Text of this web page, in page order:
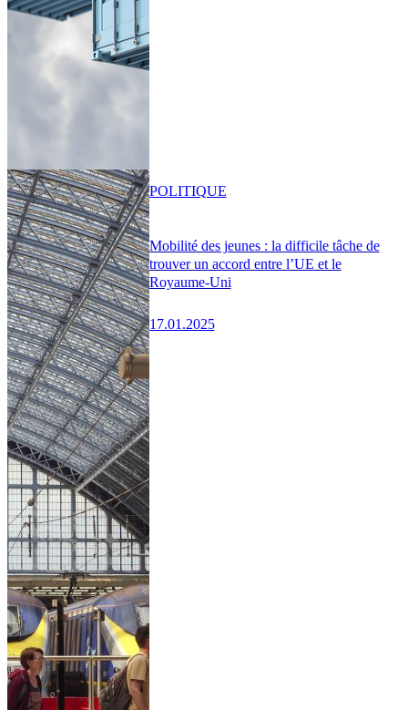
Mobilité des jeunes : la difficile tâche de
trouver un accord entre l’UE et le
Royaume-Uni
17.01.2025
POLITIQUE